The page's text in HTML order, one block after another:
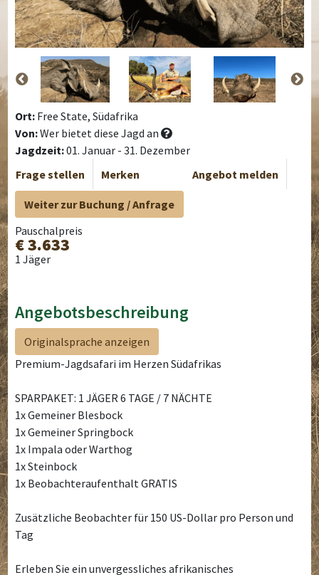
Ort: Free State, Südafrika
Von:Wer bietet diese Jagd an
Jagdzeit:01. Januar - 31. Dezember
Frage stellen
Merken Angebot melden
Weiter zur Buchung / Anfrage
Pauschalpreis
€ 3.633
1 Jäger
Angebotsbeschreibung
Originalsprache anzeigen
Premium-Jagdsafari im Herzen Südafrikas
SPARPAKET: 1 JÄGER 6 TAGE / 7 NÄCHTE
1x Gemeiner Blesbock
1x Gemeiner Springbock
1x Impala oder Warthog
1x Steinbock
1x Beobachteraufenthalt GRATIS
Zusätzliche Beobachter für 150 US-Dollar pro Person und
Tag
Erleben Sie ein unvergessliches afrikanisches